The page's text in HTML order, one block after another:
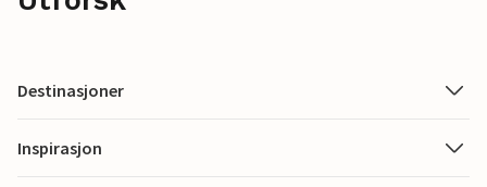
Destinasjoner
Inspirasjon